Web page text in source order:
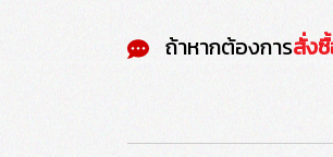
ถ้าหากต้องการสั่ง